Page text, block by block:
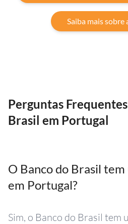
Saiba mais sobre
Perguntas
Brasil em Portugal
O Banco do Brasil tem
em Portugal?
Sim, o Banco do Brasil tem